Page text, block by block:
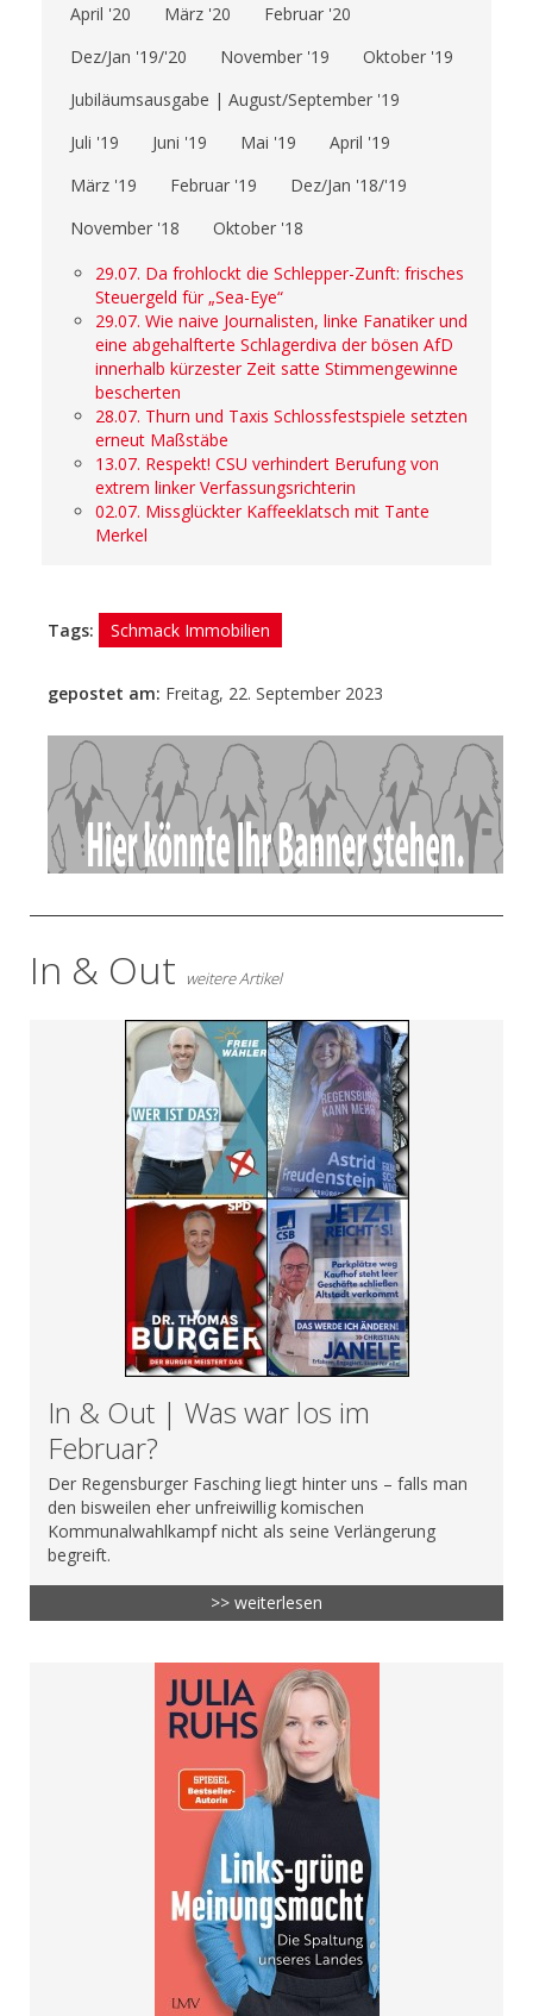
April '20
März '20
Februar '20
Dez/Jan '19/'20
November '19
Oktober '19
Jubiläumsausgabe | August/September '19
Juli '19
Juni '19 Mai '19
April '19
März '19
Februar '19
Dez/Jan '18/'19
November '18
Oktober '18
29.07. Da frohlockt die Schlepper-Zunft: frisches
Steuergeld für „Sea-Eye“
29.07. Wie naive Journalisten, linke Fanatiker und
eine abgehalfterte Schlagerdiva der bösen AfD
innerhalb kürzester Zeit satte Stimmengewinne
bescherten
28.07. Thurn und Taxis Schlossfestspiele setzten
erneut Maßstäbe
13.07. Respekt! CSU verhindert Berufung von
extrem linker Verfassungsrichterin
02.07. Missglückter Kaffeeklatsch mit Tante
Merkel
Tags: Schmack Immobilien
gepostet am: Freitag, 22. September 2023
- Anzeige -
In & Out weitere Artikel
In & Out | Was war los im
Februar?
Der Regensburger Fasching liegt hinter uns – falls man
den bisweilen eher unfreiwillig komischen
Kommunalwahlkampf nicht als seine Verlängerung
begreift.
>> weiterlesen